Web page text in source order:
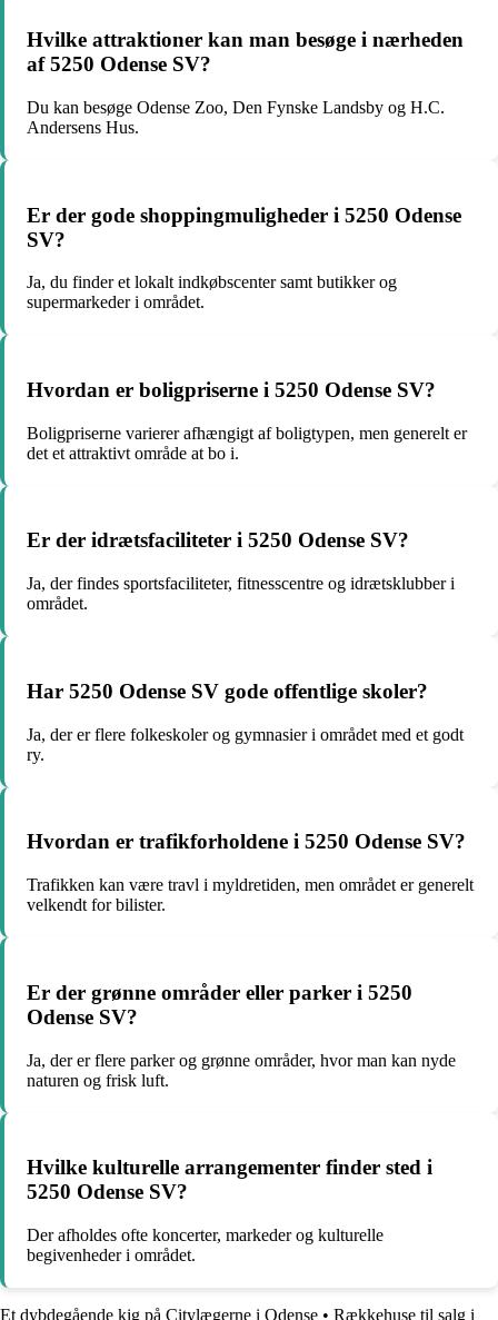
Hvilke attraktioner kan man besøge i nærheden
af 5250 Odense SV?
Du kan besøge Odense Zoo, Den Fynske Landsby og H.C.
Andersens Hus.
Er der gode shoppingmuligheder i 5250 Odense
SV?
Ja, du finder et lokalt indkøbscenter samt butikker og
supermarkeder i området.
Hvordan er boligpriserne i 5250 Odense SV?
Boligpriserne varierer afhængigt af boligtypen, men generelt er
det et attraktivt område at bo i.
Er der idrætsfaciliteter i 5250 Odense SV?
Ja, der findes sportsfaciliteter, fitnesscentre og idrætsklubber i
området.
Har 5250 Odense SV gode offentlige skoler?
Ja, der er flere folkeskoler og gymnasier i området med et godt
ry.
Hvordan er trafikforholdene i 5250 Odense SV?
Trafikken kan være travl i myldretiden, men området er generelt
velkendt for bilister.
Er der grønne områder eller parker i 5250
Odense SV?
Ja, der er flere parker og grønne områder, hvor man kan nyde
naturen og frisk luft.
Hvilke kulturelle arrangementer finder sted i
5250 Odense SV?
Der afholdes ofte koncerter, markeder og kulturelle
begivenheder i området.
Et dybdegående kig på Citylægerne i Odense • Rækkehuse til salg i